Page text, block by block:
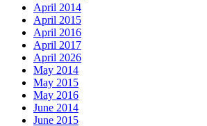
April 2014
April 2015
April 2016
April 2017
April 2026
May 2014
May 2015
May 2016
June 2014
June 2015